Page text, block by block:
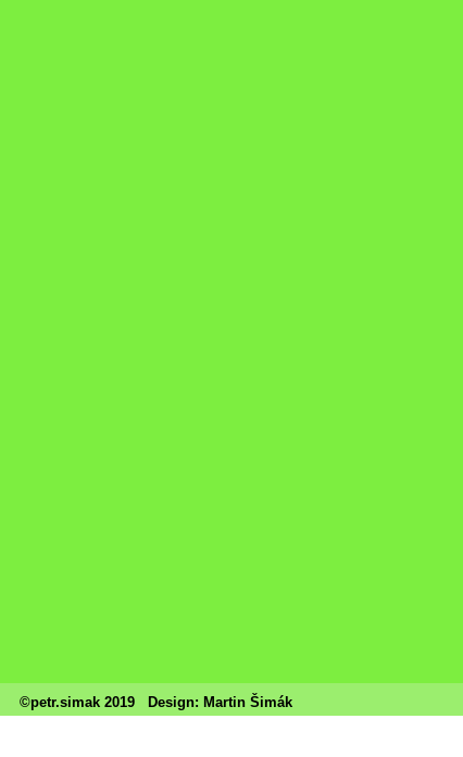
©petr.simak 2019Design: Martin Šimák